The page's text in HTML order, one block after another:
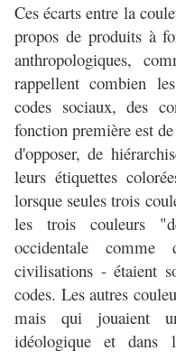
Ces écarts entre la
propos de produits à
anthropologiques,
rappellent combien
codes sociaux, des
fonction première est
d'opposer, de
leurs étiquettes
lorsque seules trois
les trois couleurs
occidentale
civilisations - étaient
codes. Les autres
mais qui jouaient
idéologique et dans